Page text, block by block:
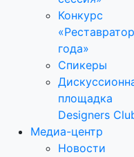
Конкурс
«Реставратор
года»
Спикеры
площадка
Designers
Медиа-центр
Новости